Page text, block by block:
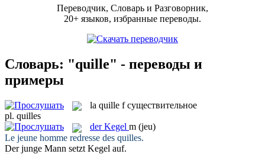
Переводчик, Словарь и Разговорник,
20+ языков, избранные переводы.
Словарь: "quille" - переводы и
примеры
la quille f существительное
pl. quilles
derKegel m (jeu)
Le jeune homme redresse des quilles.
Der junge Mann setzt Kegel auf.